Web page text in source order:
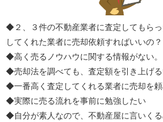
◆２、３件の不動産業者に査定してもら
してくれた業者に売却依頼すればいいの？
◆高く売るノウハウに関する情報がない。
◆売却法を調べても、査定額を引き上げる
◆一番高く査定してくれる業者に売却を
◆実際に売る流れを事前に勉強したい
◆自分が素人なので、不動産屋に言いく